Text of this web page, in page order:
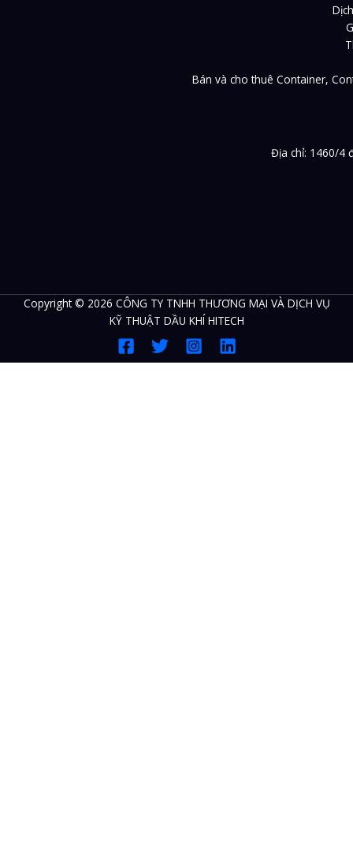
Bán và cho thuê Container,
Địa chỉ: 1460/4
Copyright © 2026 CÔNG TY TNHH THƯƠNG MẠI VÀ DỊCH VỤ
KỸ THUẬT DẦU KHÍ HITECH